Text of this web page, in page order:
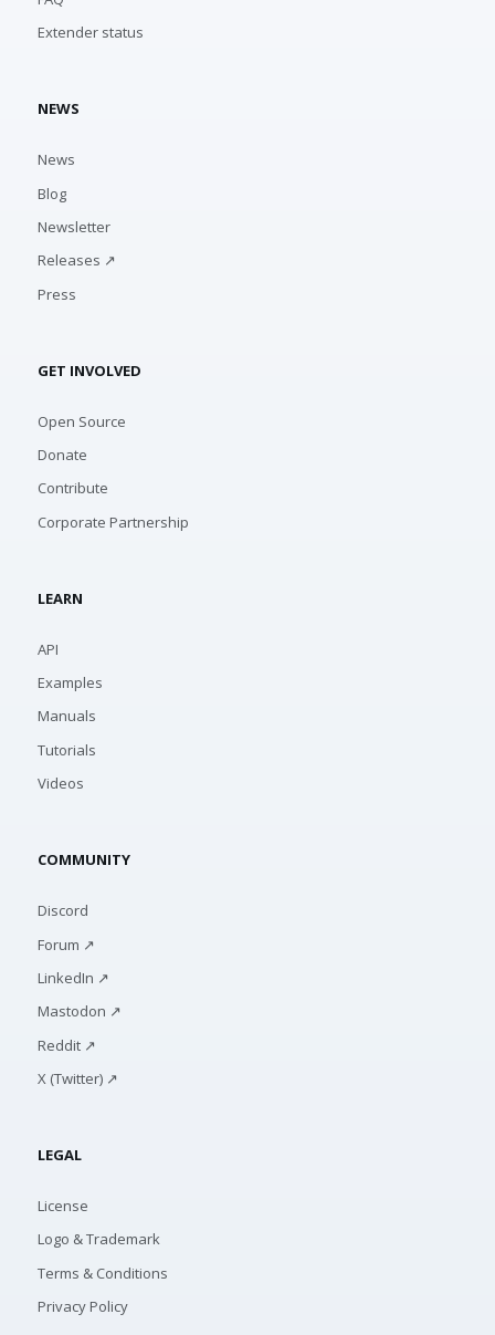
Extender status
NEWS
News
Blog
Newsletter
Releases ↗
Press
GET INVOLVED
Open Source
Donate
Contribute
Corporate Partnership
LEARN
API
Examples
Manuals
Tutorials
Videos
COMMUNITY
Discord
Forum ↗
LinkedIn ↗
Mastodon ↗
Reddit ↗
X (Twitter) ↗
LEGAL
License
Logo & Trademark
Terms & Conditions
Privacy Policy